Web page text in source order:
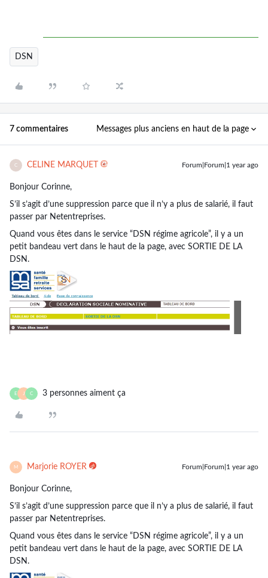
DSN
7 commentaires Messages plus anciens en haut de la page
C CELINE MARQUET Forum|Forum|1 year ago
Bonjour Corinne,
S’il s’agit d’une suppression parce que il n’y a plus de salarié, il faut
passer par Netentreprises.
Quand vous êtes dans le service “DSN régime agricole”, il y a un
petit bandeau vert dans le haut de la page, avec SORTIE DE LA
DSN.
E J C 3 personnes aiment ça
M Marjorie ROYER Forum|Forum|1 year ago
Bonjour Corinne,
S’il s’agit d’une suppression parce que il n’y a plus de salarié, il faut
passer par Netentreprises.
Quand vous êtes dans le service “DSN régime agricole”, il y a un
petit bandeau vert dans le haut de la page, avec SORTIE DE LA
DSN.